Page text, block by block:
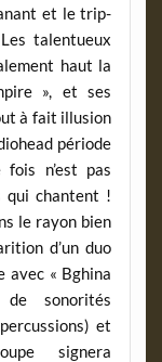
et le trip-
talentueux
haut la
», et ses
à fait illusion
période
n’est pas
qui chantent !
le rayon bien
d’un duo
avec « Bghina
sonorités
et
signera